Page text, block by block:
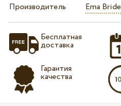
Производитель
Ema Bride
Бесплатная
доставка
Гарантия
качества